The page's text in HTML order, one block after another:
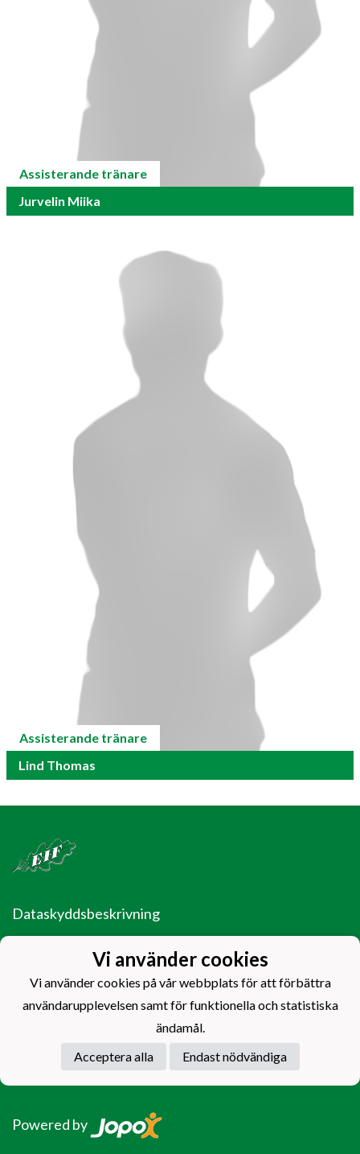
Assisterande tränare
Jurvelin Miika
Assisterande tränare
Lind Thomas
Dataskyddsbeskrivning
Ekenäs Idrottsförening rf.
Ladugårdsgatan 14
10600 Ekenäs
Powered by
Vi använder cookies
Vi använder cookies på vår webbplats för att förbättra
användarupplevelsen samt för funktionella och statistiska
ändamål.
Acceptera alla
Endast nödvändiga